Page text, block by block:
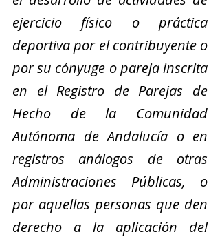
ejercicio físico o práctica
deportiva por el contribuyente o
por su cónyuge o pareja inscrita
en el Registro de Parejas de
Hecho de la Comunidad
Autónoma de Andalucía o en
registros análogos de otras
Administraciones Públicas, o
por aquellas personas que den
derecho a la aplicación del